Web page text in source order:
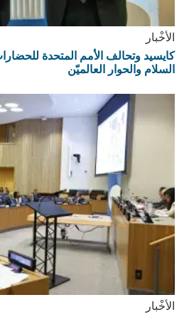
الأخْبار
كايسيد وتحالف الأمم المتحدة
السلام والحوار العالميّن
الأخْبار